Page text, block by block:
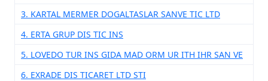
3. KARTAL MERMER DOGALTASLAR SANVE TIC LTD
4. ERTA GRUP DIS TIC INS
5. LOVEDO TUR INS GIDA MAD ORM UR ITH IHR SAN VE
6. EXRADE DIS TICARET LTD STI